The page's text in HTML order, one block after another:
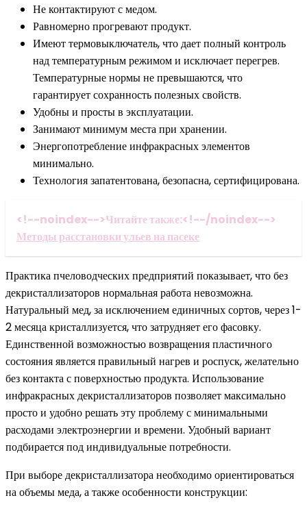
Не контактируют с медом.
Равномерно прогревают продукт.
Имеют термовыключатель, что дает полный контроль
над температурным режимом и исключает перегрев.
Температурные нормы не превышаются, что
гарантирует сохранность полезных свойств.
Удобны и просты в эксплуатации.
Занимают минимум места при хранении.
Энергопотребление инфракрасных элементов
минимально.
Технология запатентована, безопасна, сертифицирована.
<!--noindex-->Читайте также:<!--/noindex-->
Методы расстановки ульев на пасеке
Практика пчеловодческих предприятий показывает, что без
декристаллизаторов нормальная работа невозможна.
Натуральный мед, за исключением единичных сортов, через 1-
2 месяца кристаллизуется, что затрудняет его фасовку.
Единственной возможностью возвращения пластичного
состояния является правильный нагрев и роспуск, желательно
без контакта с поверхностью продукта. Использование
инфракрасных декристаллизаторов позволяет максимально
просто и удобно решать эту проблему с минимальными
расходами электроэнергии и времени. Удобный вариант
подбирается под индивидуальные потребности.
При выборе декристаллизатора необходимо ориентироваться
на объемы меда, а также особенности конструкции: